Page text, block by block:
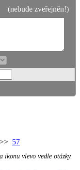
(nebude zveřejněn!)
>> 57
vlevo vedle otázky.